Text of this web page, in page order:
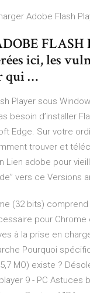
Adobe Flash
FLASH
ici, les
qui …
Player sous
besoin d’installer
Edge. Sur votre
trouver et
adobe pour
vers ce Versions
(32 bits)
pour
à la prise en
Pourquoi
MO) existe ?
9 - PC